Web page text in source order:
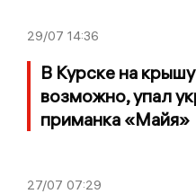
29/07 14:36
В Курске на
возможно, упал
приманка «Майя»
27/07 07:29